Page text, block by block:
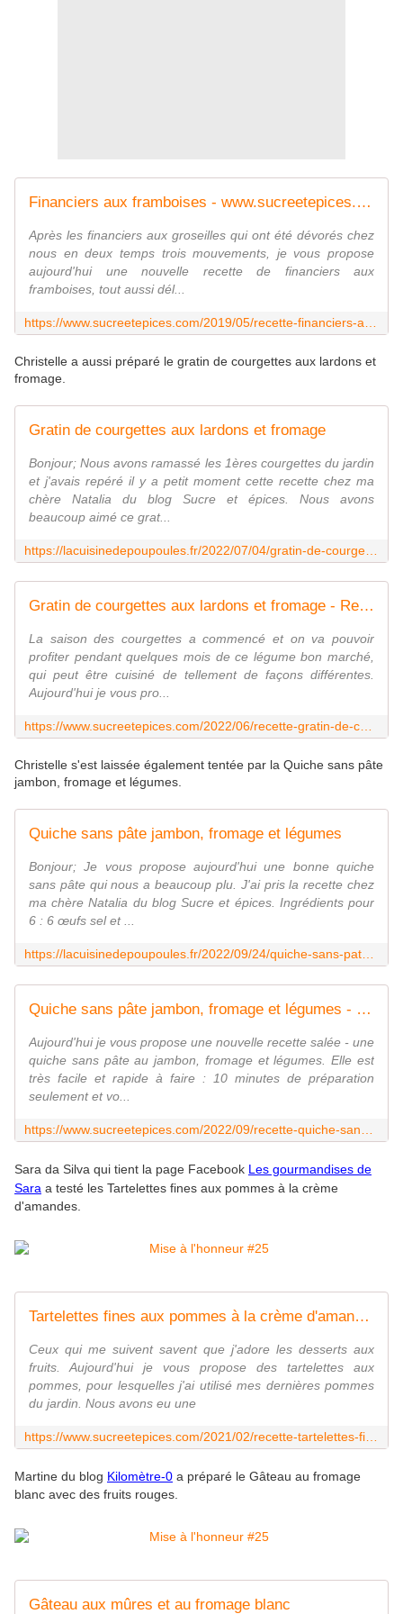
Financiers aux framboises - www.sucreetepices.com
Après les financiers aux groseilles qui ont été dévorés chez
nous en deux temps trois mouvements, je vous propose
aujourd'hui une nouvelle recette de financiers aux
framboises, tout aussi dél...
Christelle a aussi préparé le gratin de courgettes aux lardons et
fromage.
Gratin de courgettes aux lardons et fromage
Bonjour; Nous avons ramassé les 1ères courgettes du jardin
et j'avais repéré il y a petit moment cette recette chez ma
chère Natalia du blog Sucre et épices. Nous avons
beaucoup aimé ce grat...
Gratin de courgettes aux lardons et fromage - Recette en vidéo - www.sucreetepices.com
La saison des courgettes a commencé et on va pouvoir
profiter pendant quelques mois de ce légume bon marché,
qui peut être cuisiné de tellement de façons différentes.
Aujourd'hui je vous pro...
Christelle s'est laissée également tentée par la Quiche sans pâte
jambon, fromage et légumes.
Quiche sans pâte jambon, fromage et légumes
Bonjour; Je vous propose aujourd'hui une bonne quiche
sans pâte qui nous a beaucoup plu. J'ai pris la recette chez
ma chère Natalia du blog Sucre et épices. Ingrédients pour
6 : 6 œufs sel et ...
Quiche sans pâte jambon, fromage et légumes - Recette en vidéo - www.sucreetepices.com
Aujourd'hui je vous propose une nouvelle recette salée - une
quiche sans pâte au jambon, fromage et légumes. Elle est
très facile et rapide à faire : 10 minutes de préparation
seulement et vo...
Sara da Silva qui tient la page Facebook Les gourmandises de
Sara a testé les Tartelettes fines aux pommes à la crème
d'amandes.
Tartelettes fines aux pommes à la crème d'amandes - www.sucreetepices.com
Ceux qui me suivent savent que j'adore les desserts aux
fruits. Aujourd'hui je vous propose des tartelettes aux
pommes, pour lesquelles j'ai utilisé mes dernières pommes
du jardin. Nous avons eu une
Martine du blog Kilomètre-0 a préparé le Gâteau au fromage
blanc avec des fruits rouges.
Gâteau aux mûres et au fromage blanc